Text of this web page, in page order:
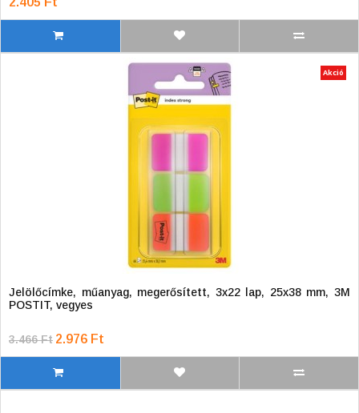
Akció
Jelölőcímke, műanyag, megerősített, 3x22 lap, 25x38 mm, 3M
POSTIT, vegyes
3.466 Ft 2.976 Ft